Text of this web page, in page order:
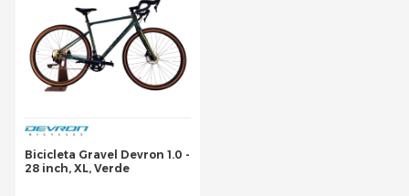
Bicicleta Gravel Devron 1.0 -
28 inch, XL, Verde